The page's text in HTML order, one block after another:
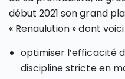
début 2021 son grand
« Renaulution » dont
optimiser l’efficacité
discipline stricte en